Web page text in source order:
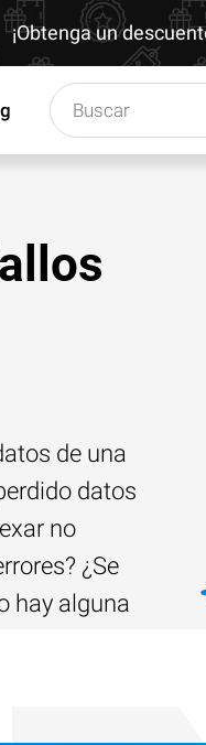
¡Obtenga un
de una
datos
no
¿Se
hay alguna